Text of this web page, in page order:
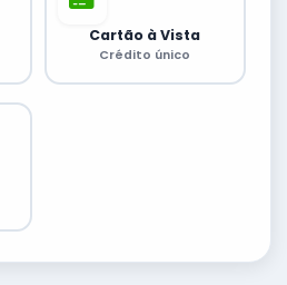
Cartão à Vista
Crédito único